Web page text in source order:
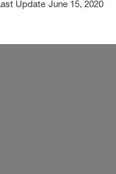
Update June 15, 2020